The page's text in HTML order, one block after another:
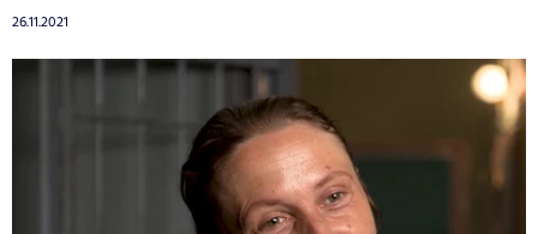
26.11.2021